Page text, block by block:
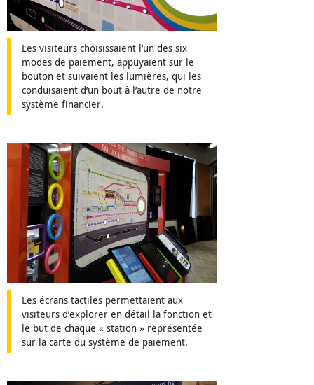
Les visiteurs choisissaient l’un des six
modes de paiement, appuyaient sur le
bouton et suivaient les lumières, qui les
conduisaient d’un bout à l’autre de notre
système financier.
Les écrans tactiles permettaient aux
visiteurs d’explorer en détail la fonction et
le but de chaque « station » représentée
sur la carte du système de paiement.